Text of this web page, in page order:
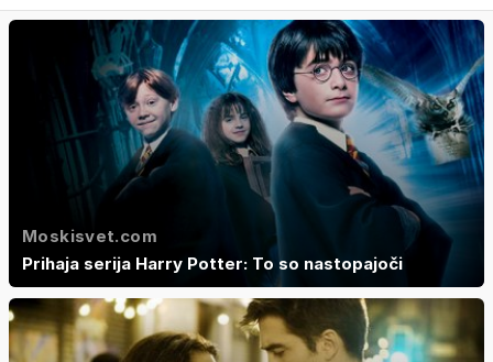
Moskisvet.com
Prihaja serija Harry Potter: To so nastopajoči